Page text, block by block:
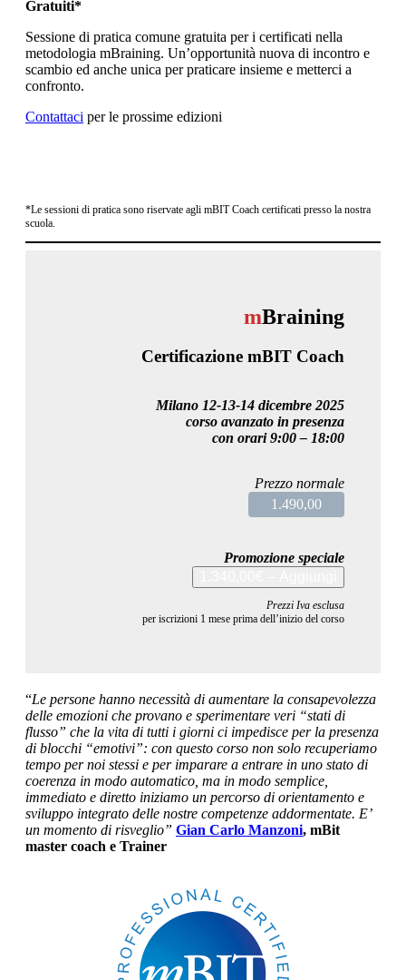
Gratuiti*
Sessione di pratica comune gratuita per i certificati nella
metodologia mBraining. Un’opportunità nuova di incontro e
scambio ed anche unica per praticare insieme e metterci a
confronto.
Contattaci per le prossime edizioni
*Le sessioni di pratica sono riservate agli mBIT Coach certificati presso la nostra
scuola.
mBraining
Certificazione mBIT Coach
Milano 12-13-14 dicembre 2025
corso avanzato in presenza
con orari 9:00 – 18:00
Prezzo normale
1.490,00
Promozione speciale
Prezzi Iva esclusa
per iscrizioni 1 mese prima dell’inizio del corso
“Le persone hanno necessità di aumentare la consapevolezza
delle emozioni che provano e sperimentare veri “stati di
flusso” che la vita di tutti i giorni ci impedisce per la presenza
di blocchi “emotivi”: con questo corso non solo recuperiamo
tempo per noi stessi e per imparare a entrare in uno stato di
coerenza in modo automatico, ma in modo semplice,
immediato e diretto iniziamo un percorso di orientamento e
sviluppo integrato delle nostre competenze addormentate. E’
un momento di risveglio” Gian Carlo Manzoni, mBit
master coach e Trainer